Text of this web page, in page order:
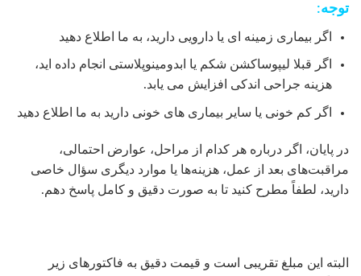
توجه:
اگر بیماری زمینه ای یا دارویی دارید، به ما اطلاع دهید
اگر قبلا لیپوساکشن شکم یا ابدومینوپلاستی انجام داده اید،
هزینه جراحی اندکی افزایش می یابد.
اگر کم خونی یا سایر بیماری های خونی دارید به ما اطلاع دهید
در پایان، اگر درباره هر کدام از مراحل، عوارض احتمالی،
مراقبت‌های بعد از عمل، هزینه‌ها یا موارد دیگری سؤال خاصی
دارید، لطفاً مطرح کنید تا به صورت دقیق و کامل پاسخ دهم.
البته این مبلغ تقریبی است و قیمت دقیق به فاکتورهای زیر